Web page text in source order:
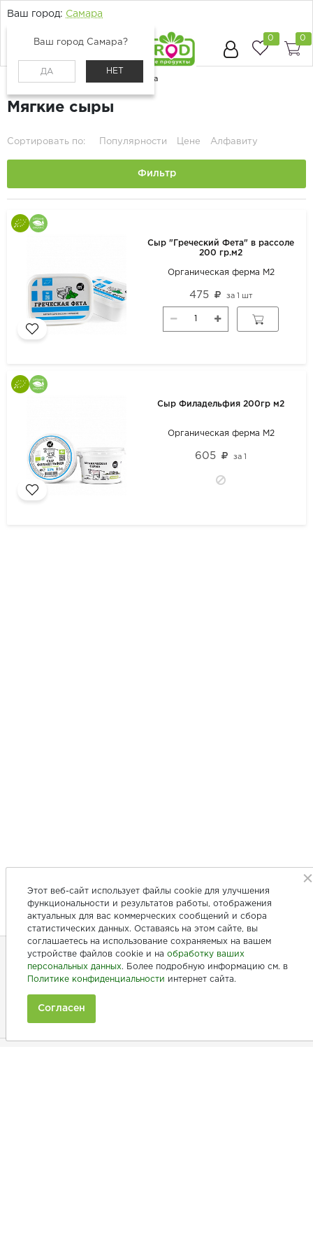
Ваш город: Самара
Ваш город Самара?
ДА НЕТ
0 0
Молоко, сыр, яйца
Мягкие сыры
Сортировать по: Популярности Цене Алфавиту
Фильтр
Сыр "Греческий Фета" в рассоле
200 гр.м2
Органическая ферма М2
475 за 1 шт
Сыр Филадельфия 200гр м2
Органическая ферма М2
605 за1
+7 (846) 275-20-10
+7 (902) 375-20-10
Этот веб-сайт использует файлы cookie для улучшения
функциональности и результатов работы, отображения
актуальных для вас коммерческих сообщений и сбора
статистических данных. Оставаясь на этом сайте, вы
соглашаетесь на использование сохраняемых на вашем
устройстве файлов cookie и на обработку ваших
персональных данных. Более подробную информацию см. в
Политике конфиденциальности интернет сайта.
Согласен